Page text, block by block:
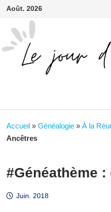
Passer
contenu
Août. 2026
Accueil» Généalogie» À la
Ancêtres
#Généathème
Juin. 2018